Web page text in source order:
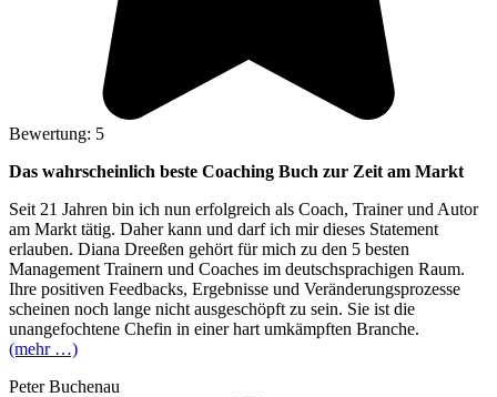
Bewertung: 5
Das wahrscheinlich beste Coaching Buch zur Zeit am Markt
Seit 21 Jahren bin ich nun erfolgreich als Coach, Trainer und Autor
am Markt tätig. Daher kann und darf ich mir dieses Statement
erlauben. Diana Dreeßen gehört für mich zu den 5 besten
Management Trainern und Coaches im deutschsprachigen Raum.
Ihre positiven Feedbacks, Ergebnisse und Veränderungsprozesse
scheinen noch lange nicht ausgeschöpft zu sein. Sie ist die
unangefochtene Chefin in einer hart umkämpften Branche.
(mehr …)
Peter Buchenau